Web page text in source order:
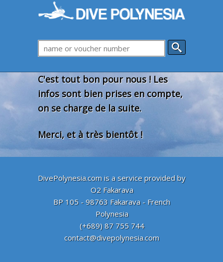
C'est tout bon pour nous ! Les
infos sont bien prises en compte,
on se charge de la suite.
Merci, et à très bientôt !
DivePolynesia.com is a service provided by
O2 Fakarava
BP 105 - 98763 Fakarava - French
Polynesia
(+689) 87 755 744
contact@divepolynesia.com